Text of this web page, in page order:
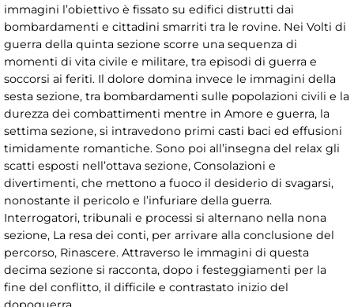
immagini l’obiettivo è fissato su edifici distrutti dai
bombardamenti e cittadini smarriti tra le rovine. Nei Volti di
guerra della quinta sezione scorre una sequenza di
momenti di vita civile e militare, tra episodi di guerra e
soccorsi ai feriti. Il dolore domina invece le immagini della
sesta sezione, tra bombardamenti sulle popolazioni civili e la
durezza dei combattimenti mentre in Amore e guerra, la
settima sezione, si intravedono primi casti baci ed effusioni
timidamente romantiche. Sono poi all’insegna del relax gli
scatti esposti nell’ottava sezione, Consolazioni e
divertimenti, che mettono a fuoco il desiderio di svagarsi,
nonostante il pericolo e l’infuriare della guerra.
Interrogatori, tribunali e processi si alternano nella nona
sezione, La resa dei conti, per arrivare alla conclusione del
percorso, Rinascere. Attraverso le immagini di questa
decima sezione si racconta, dopo i festeggiamenti per la
fine del conflitto, il difficile e contrastato inizio del